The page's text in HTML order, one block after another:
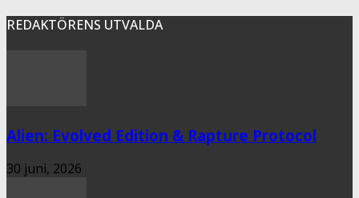
REDAKTÖRENS UTVALDA
Alien: Evolved Edition & Rapture Protocol
30 juni, 2026